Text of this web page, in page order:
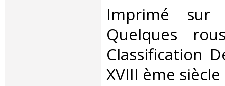
Imprimé sur
Quelques
Classification
XVIII ème siècle‎